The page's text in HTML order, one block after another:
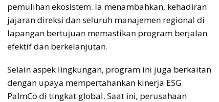
pemulihan ekosistem. Ia menambahkan, kehadiran
jajaran direksi dan seluruh manajemen regional di
lapangan bertujuan memastikan program berjalan
efektif dan berkelanjutan.
Selain aspek lingkungan, program ini juga berkaitan
dengan upaya mempertahankan kinerja ESG
PalmCo di tingkat global. Saat ini, perusahaan